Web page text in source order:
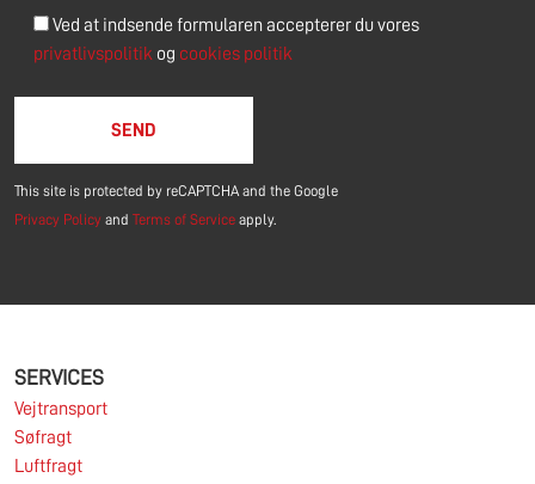
Ved at indsende formularen accepterer du vores
privatlivspolitik og cookies politik
This site is protected by reCAPTCHA and the Google
Privacy Policy and Terms of Service apply.
SERVICES
Vejtransport
Søfragt
Luftfragt